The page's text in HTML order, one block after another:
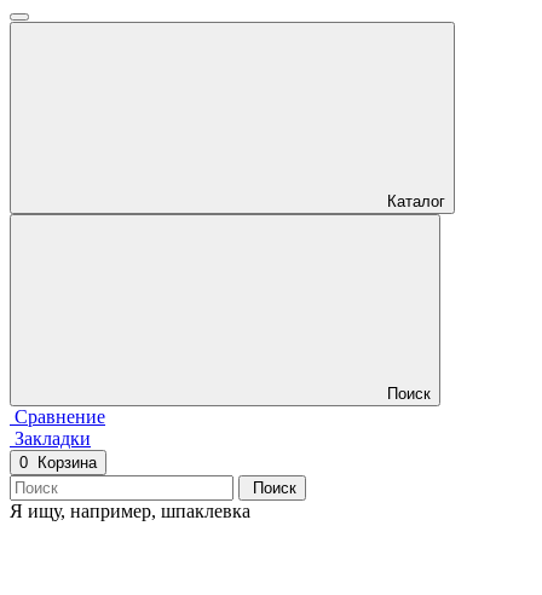
Каталог
Поиск
Сравнение
Закладки
0
Корзина
Поиск
Я ищу, например, шпаклевка